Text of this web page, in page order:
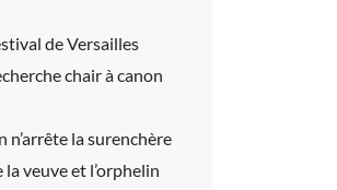
de Versailles
chair à canon
n’arrête la surenchère
veuve et l’orphelin